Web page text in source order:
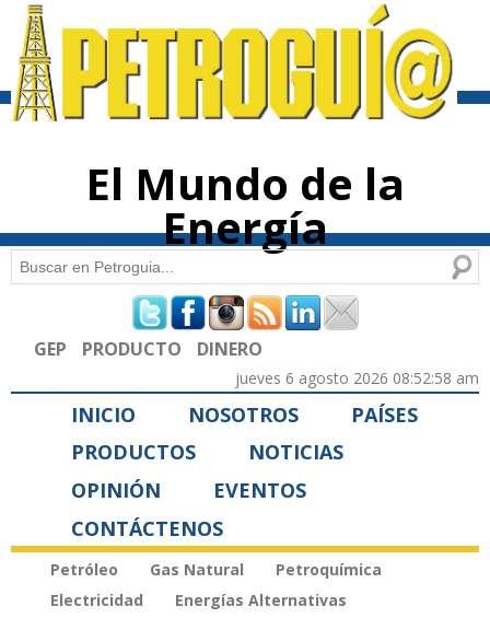
contenido
El Mundo de la
Energía
Formulario de búsqueda
Buscar
GEP PRODUCTO DINERO
jueves 6 agosto 2026 08:52:58 am
INICIO NOSOTROS
PAÍSES
PRODUCTOS
NOTICIAS
OPINIÓN
EVENTOS
CONTÁCTENOS
Petróleo Gas Natural
Petroquímica
Electricidad
Energías Alternativas